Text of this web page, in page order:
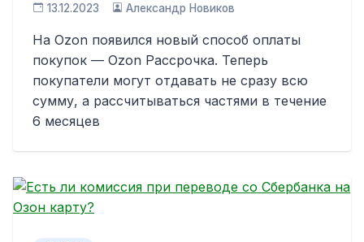
13.12.2023 Александр Новиков
На Ozon появился новый способ оплаты
покупок — Ozon Рассрочка. Теперь
покупатели могут отдавать не сразу всю
сумму, а рассчитываться частями в течение
6 месяцев